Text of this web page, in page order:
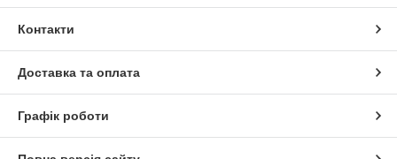
Контакти
Доставка та оплата
Графік роботи